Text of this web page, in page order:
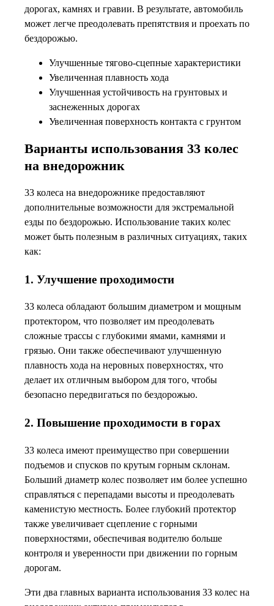
дорогах, камнях и гравии. В результате, автомобиль
может легче преодолевать препятствия и проехать по
бездорожью.
Улучшенные тягово-сцепные характеристики
Увеличенная плавность хода
Улучшенная устойчивость на грунтовых и
заснеженных дорогах
Увеличенная поверхность контакта с грунтом
Варианты использования 33 колес
на внедорожник
33 колеса на внедорожнике предоставляют
дополнительные возможности для экстремальной
езды по бездорожью. Использование таких колес
может быть полезным в различных ситуациях, таких
как:
1. Улучшение проходимости
33 колеса обладают большим диаметром и мощным
протектором, что позволяет им преодолевать
сложные трассы с глубокими ямами, камнями и
грязью. Они также обеспечивают улучшенную
плавность хода на неровных поверхностях, что
делает их отличным выбором для того, чтобы
безопасно передвигаться по бездорожью.
2. Повышение проходимости в горах
33 колеса имеют преимущество при совершении
подъемов и спусков по крутым горным склонам.
Больший диаметр колес позволяет им более успешно
справляться с перепадами высоты и преодолевать
каменистую местность. Более глубокий протектор
также увеличивает сцепление с горными
поверхностями, обеспечивая водителю больше
контроля и уверенности при движении по горным
дорогам.
Эти два главных варианта использования 33 колес на